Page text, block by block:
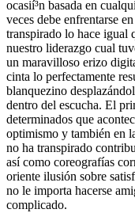
ocasií³n basada en
veces debe enfrentarse
transpirado lo hace igual
nuestro liderazgo cual
un maravilloso erizo
cinta lo perfectamente
blanquezino
dentro del escucha. El
determinados que
optimismo y también en
no ha transpirado
así­ como coreografías
oriente ilusión sobre
no le importa hacerse
complicado.